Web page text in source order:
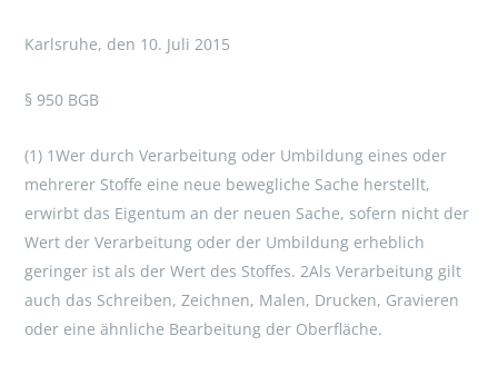
Karlsruhe, den 10. Juli 2015
§ 950 BGB
(1) 1Wer durch Verarbeitung oder Umbildung eines oder
mehrerer Stoffe eine neue bewegliche Sache herstellt,
erwirbt das Eigentum an der neuen Sache, sofern nicht der
Wert der Verarbeitung oder der Umbildung erheblich
geringer ist als der Wert des Stoffes. 2Als Verarbeitung gilt
auch das Schreiben, Zeichnen, Malen, Drucken, Gravieren
oder eine ähnliche Bearbeitung der Oberfläche.